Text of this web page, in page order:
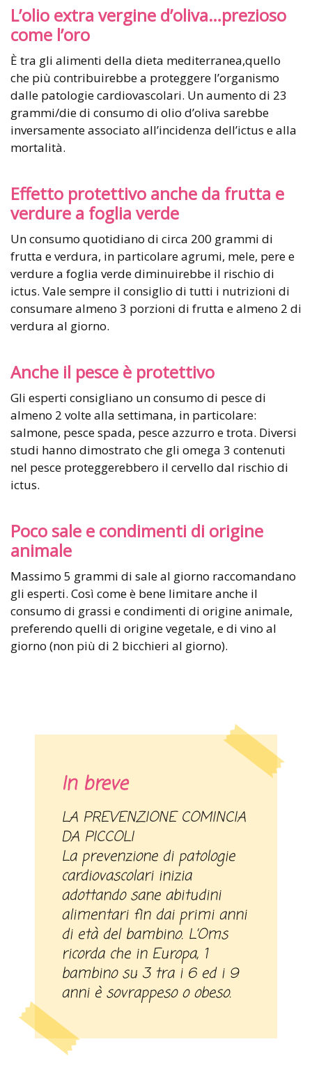
L’olio extra vergine d’oliva…prezioso
come l’oro
È tra gli alimenti della dieta mediterranea,quello
che più contribuirebbe a proteggere l’organismo
dalle patologie cardiovascolari. Un aumento di 23
grammi/die di consumo di olio d’oliva sarebbe
inversamente associato all’incidenza dell’ictus e alla
mortalità.
Effetto protettivo anche da frutta e
verdure a foglia verde
Un consumo quotidiano di circa 200 grammi di
frutta e verdura, in particolare agrumi, mele, pere e
verdure a foglia verde diminuirebbe il rischio di
ictus. Vale sempre il consiglio di tutti i nutrizioni di
consumare almeno 3 porzioni di frutta e almeno 2 di
verdura al giorno.
Anche il pesce è protettivo
Gli esperti consigliano un consumo di pesce di
almeno 2 volte alla settimana, in particolare:
salmone, pesce spada, pesce azzurro e trota. Diversi
studi hanno dimostrato che gli omega 3 contenuti
nel pesce proteggerebbero il cervello dal rischio di
ictus.
Poco sale e condimenti di origine
animale
Massimo 5 grammi di sale al giorno raccomandano
gli esperti. Così come è bene limitare anche il
consumo di grassi e condimenti di origine animale,
preferendo quelli di origine vegetale, e di vino al
giorno (non più di 2 bicchieri al giorno).
In breve
LA PREVENZIONE COMINCIA
DA PICCOLI
La prevenzione di patologie
cardiovascolari inizia
adottando sane abitudini
alimentari fin dai primi anni
di età del bambino. L’Oms
ricorda che in Europa, 1
bambino su 3 tra i 6 ed i 9
anni è sovrappeso o obeso.